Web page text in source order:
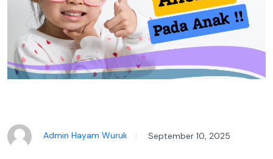
Admin Hayam Wuruk September 10, 2025